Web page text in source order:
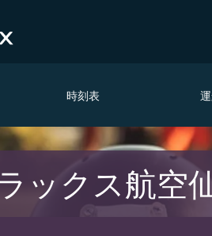
時刻表
ックス航空